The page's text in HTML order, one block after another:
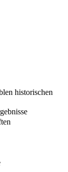
historischen